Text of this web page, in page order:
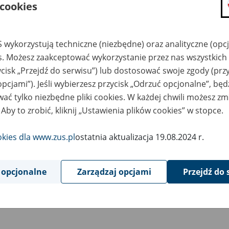
sierpnia
z koniecznością przeprowadzenia prac
20:00 do godziny 23:00 wystąpią ograniczenia w
Elektronicznych ZUS i wszystkich jego funkcji.
czasie lekarze i asystenci medyczni będą mogli korzystać z
oraz Pulpitu Lekarza – narzędzia, które pozwala wystawiać
czasie dostępna będzie również aplikacja mobilna mZUS
wykorzystują techniczne (niezbędne) oraz analityczne
Możesz zaakceptować wykorzystanie przez nas
„Przejdź do serwisu”) lub dostosować swoje zgody
Jeśli wybierzesz przycisk „Odrzuć opcjonalne”,
tylko niezbędne pliki cookies. W każdej chwili możesz
to zrobić, kliknij „Ustawienia plików cookies” w stopce.
dla www.zus.plostatnia aktualizacja 19.08.2024 r.
Zarządzaj opcjami Przejdź do